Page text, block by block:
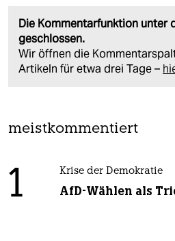
Die Kommentarfunktion unter
geschlossen.
Wir öffnen die
Artikeln für etwa drei Tage –
meistkommentiert
1 Krise der Demokratie
AfD-Wählen als